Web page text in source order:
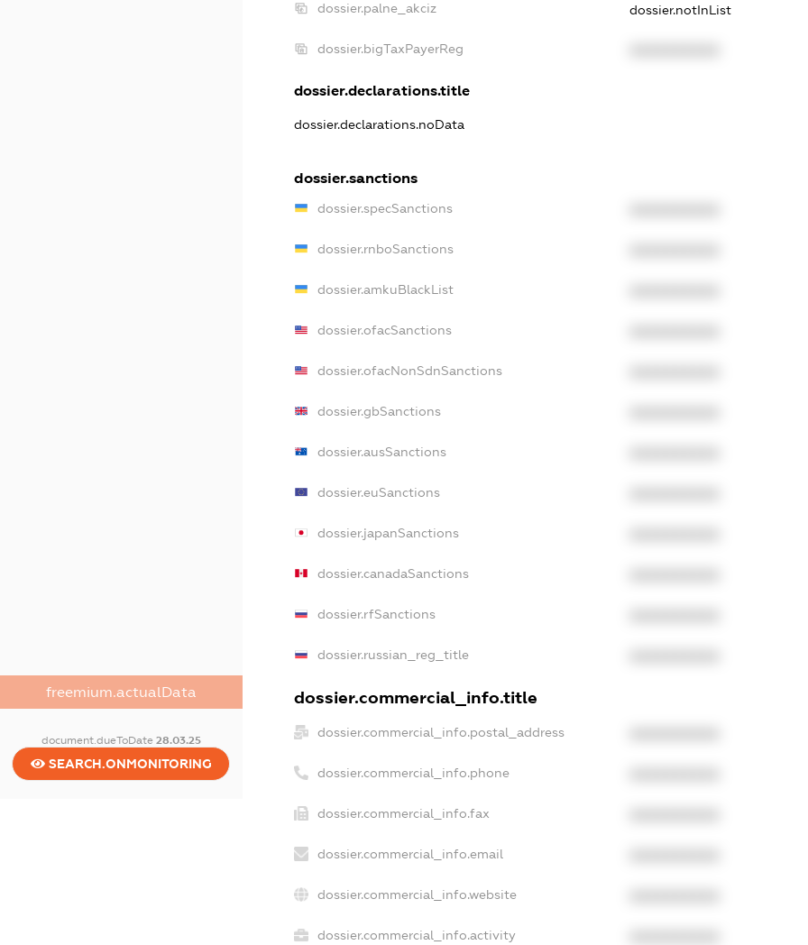
freemium.actualData
document.dueToDate 28.03.25
SEARCH.ONMONITORING
dossier.palne_akciz dossier.notInList
dossier.bigTaxPayerReg
dossier.declarations.title
dossier.declarations.noData
dossier.sanctions
dossier.specSanctions
dossier.rnboSanctions
dossier.amkuBlackList
dossier.ofacSanctions
dossier.ofacNonSdnSanctions
dossier.gbSanctions
dossier.ausSanctions
dossier.euSanctions
dossier.japanSanctions
dossier.canadaSanctions
dossier.rfSanctions
dossier.russian_reg_title
dossier.commercial_info.title
dossier.commercial_info.postal_address
dossier.commercial_info.phone
dossier.commercial_info.fax
dossier.commercial_info.email
dossier.commercial_info.website
dossier.commercial_info.activity